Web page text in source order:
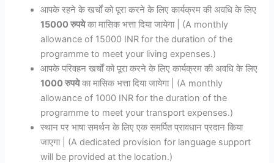
आपके रहने के खर्चों को पूरा करने के लिए कार्यक्रम की अवधि के लिए
15000 रुपयेका मासिक भत्ता दिया जायेगा | (A monthly
allowance of 15000 INR for the duration of the
programme to meet your living expenses.)
आपके परिवहन खर्चों को पूरा करने के लिए कार्यक्रम की अवधि के लिए
1000 रुपयेका मासिक भत्ता दिया जायेगा | (A monthly
allowance of 1000 INR for the duration of the
programme to meet your transport expenses.)
स्थान पर भाषा समर्थन के लिए एक समर्पित प्रावधान प्रदान किया
जाएगा | (A dedicated provision for language support
will be provided at the location.)